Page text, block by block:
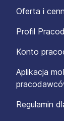
Oferta i
Profil
Konto
Aplikacja
Regulamin